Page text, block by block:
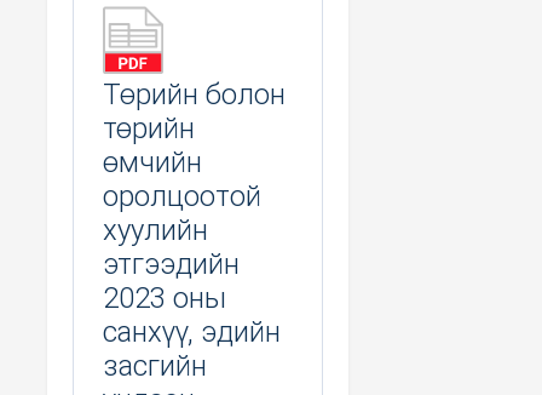
Төрийн болон
төрийн
өмчийн
оролцоотой
хуулийн
этгээдийн
2023 оны
санхүү, эдийн
засгийн